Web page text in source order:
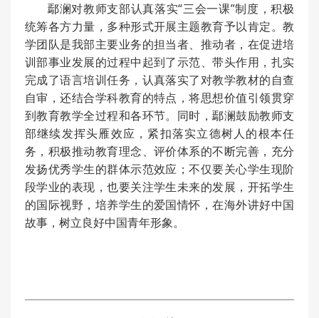
鄢澜对教师支部认真落实“三会一课”制度，积极
统筹各方力量，多种形式开展主题教育予以肯定。教
学团队是我部主要业务的担当者、推动者，在促进培
训部事业发展的过程中起到了示范、带头作用，扎实
完成了语言培训任务，认真落实了对教学教材的自查
自审，还结合学科教育的特点，将思想价值引领贯穿
到教育教学全过程和各环节。同时，鄢澜鼓励教师支
部继续发挥头雁效应，紧扣落实立德树人的根本任
务，积极推动教育理念、评价体系的不断完善，充分
发扬优秀学生的群体示范效应；不仅要关心学生现阶
段学业的表现，也要关注学生未来的发展，开拓学生
的国际视野，培养学生的爱国情怀，在海外讲好中国
故事，树立良好中国青年形象。